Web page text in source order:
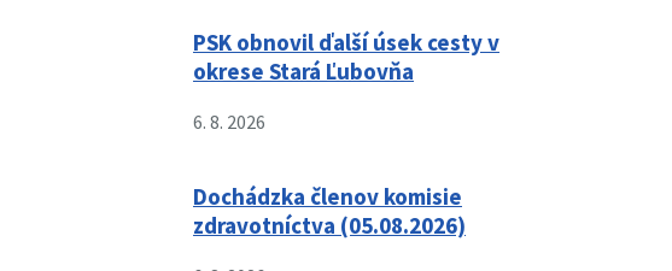
PSK obnovil ďalší úsek cesty v
okrese Stará Ľubovňa
6. 8. 2026
Dochádzka členov komisie
zdravotníctva (05.08.2026)